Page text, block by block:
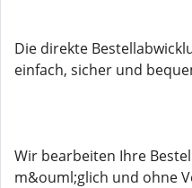
Die direkte
einfach, sicher und
Wir bearbeiten Ihre
m&ouml;glich und ohne